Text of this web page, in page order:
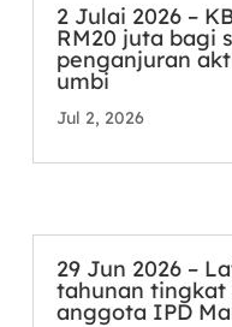
2 Julai 2026 –
RM20 juta bagi
penganjuran
umbi
Jul 2, 2026
29 Jun 2026 –
tahunan tingkat
anggota IPD